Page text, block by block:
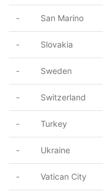
- San Marino
- Slovakia
- Sweden
- Switzerland
- Turkey
- Ukraine
- Vatican City